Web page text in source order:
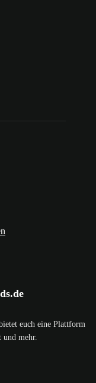
euch eine Plattform
mehr.